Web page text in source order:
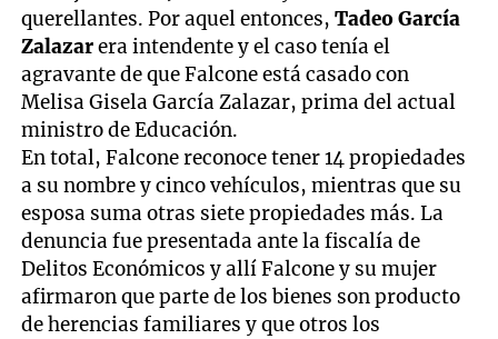
querellantes. Por aquel entonces,Tadeo García
Zalazarera intendente y el caso tenía el
agravante de que Falcone está casado con
Melisa Gisela García Zalazar, prima del actual
ministro de Educación.
En total, Falcone reconoce tener 14 propiedades
a su nombre y cinco vehículos, mientras que su
esposa suma otras siete propiedades más. La
denuncia fue presentada ante la fiscalía de
Delitos Económicos y allí Falcone y su mujer
afirmaron que parte de los bienes son producto
de herencias familiares y que otros los